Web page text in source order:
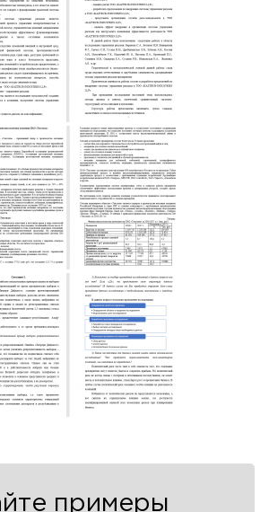
примеры